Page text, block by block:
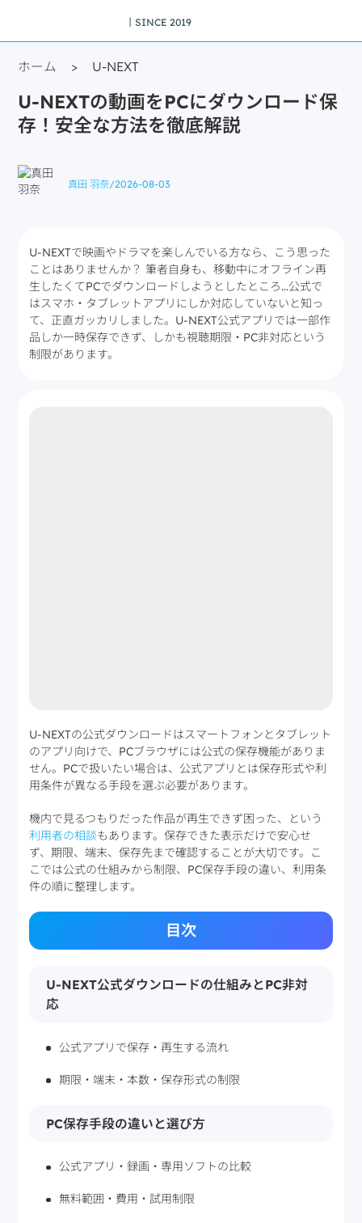
丨SINCE 2019
ホーム > U-NEXT
U-NEXTの動画をPCにダウンロード保
存！安全な方法を徹底解説
真田 羽奈/2026-08-03
U-NEXTで映画やドラマを楽しんでいる方なら、こう思った
ことはありませんか？ 筆者自身も、移動中にオフライン再
生したくてPCでダウンロードしようとしたところ…公式で
はスマホ・タブレットアプリにしか対応していないと知っ
て、正直ガッカリしました。U-NEXT公式アプリでは一部作
品しか一時保存できず、しかも視聴期限・PC非対応という
制限があります。
U-NEXTの公式ダウンロードはスマートフォンとタブレット
のアプリ向けで、PCブラウザには公式の保存機能がありま
せん。PCで扱いたい場合は、公式アプリとは保存形式や利
用条件が異なる手段を選ぶ必要があります。
機内で見るつもりだった作品が再生できず困った、という
利用者の相談もあります。保存できた表示だけで安心せ
ず、期限、端末、保存先まで確認することが大切です。こ
こでは公式の仕組みから制限、PC保存手段の違い、利用条
件の順に整理します。
目次
U-NEXT公式ダウンロードの仕組みとPC非対
応
公式アプリで保存・再生する流れ
期限・端末・本数・保存形式の制限
PC保存手段の違いと選び方
公式アプリ・録画・専用ソフトの比較
無料範囲・費用・試用制限